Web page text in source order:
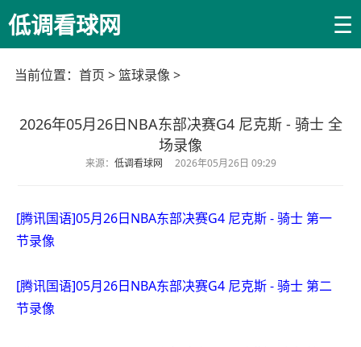
低调看球网 ☰
当前位置： 首页 >篮球录像 >
2026年05月26日NBA东部决赛G4 尼克斯 - 骑士 全
场录像
来源： 低调看球网 2026年05月26日 09:29
[腾讯国语]05月26日NBA东部决赛G4 尼克斯 - 骑士 第一
节录像
[腾讯国语]05月26日NBA东部决赛G4 尼克斯 - 骑士 第二
节录像